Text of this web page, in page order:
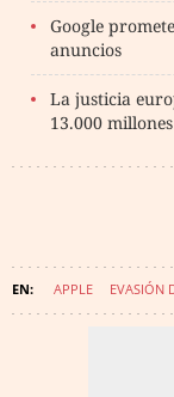
Google
anuncios
La justicia
13.000
APPLE EVASIÓN